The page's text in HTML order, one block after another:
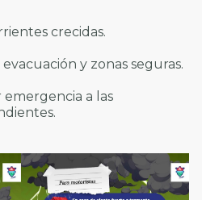
crecidas.
y zonas seguras.
a las